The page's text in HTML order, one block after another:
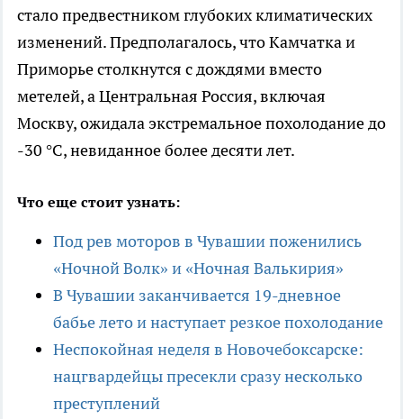
стало предвестником глубоких климатических
изменений. Предполагалось, что Камчатка и
Приморье столкнутся с дождями вместо
метелей, а Центральная Россия, включая
Москву, ожидала экстремальное похолодание до
-30 °C, невиданное более десяти лет.
Что еще стоит узнать:
Под рев моторов в Чувашии поженились
«Ночной Волк» и «Ночная Валькирия»
В Чувашии заканчивается 19-дневное
бабье лето и наступает резкое похолодание
Неспокойная неделя в Новочебоксарске:
нацгвардейцы пресекли сразу несколько
преступлений